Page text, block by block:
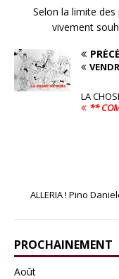
Selon la limite
vivement
LA
**
ALLERIA ! Pino
PROCHAINEMENT
Août